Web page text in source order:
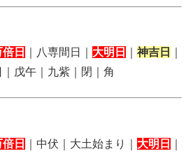
日 ｜八専間日｜ 大明日 神吉日
｜戊午｜九紫｜閉｜角
日 ｜中伏｜大土始まり｜ 大明日